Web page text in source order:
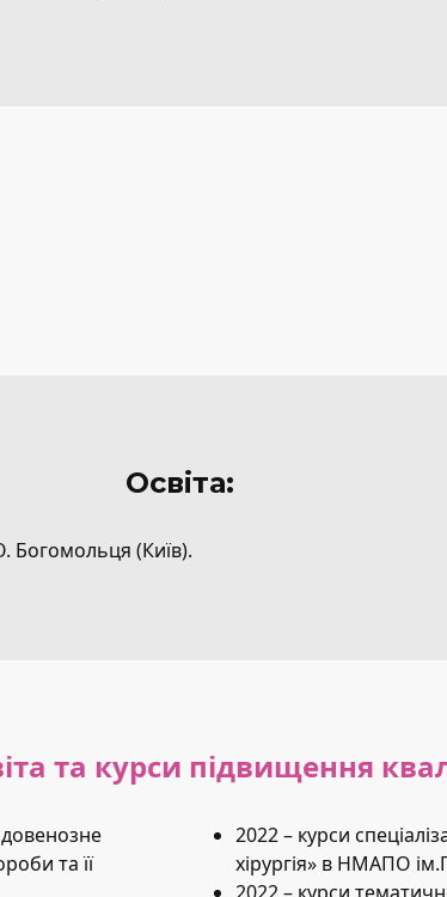
Освіта:
Богомольця (Київ).
та курси підвищення
та її
2022 – курси
хірургія» в НМАПО